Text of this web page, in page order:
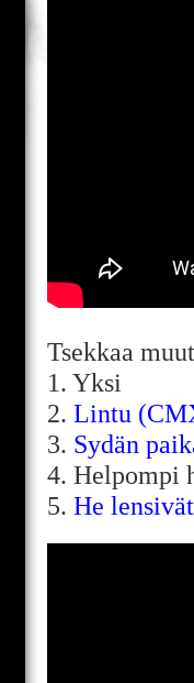
Tsekkaa
1. Yksi
2. Lintu
3. Sydän
4. Helpompi
5. He